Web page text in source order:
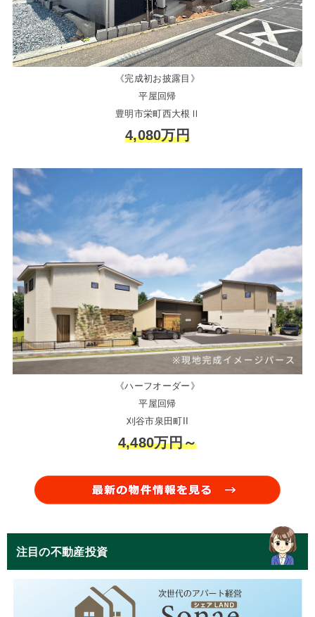
《完成初お披露目》
平屋回帰
豊明市栄町西大根Ⅱ
4,080万円
《ハーフオーダー》
平屋回帰
刈谷市泉田町II
4,480万円～
注目の不動産投資